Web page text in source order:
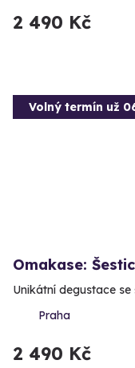
2 490 Kč
Volný termín už
Omakase:
Unikátní degustace
Praha
2 490 Kč